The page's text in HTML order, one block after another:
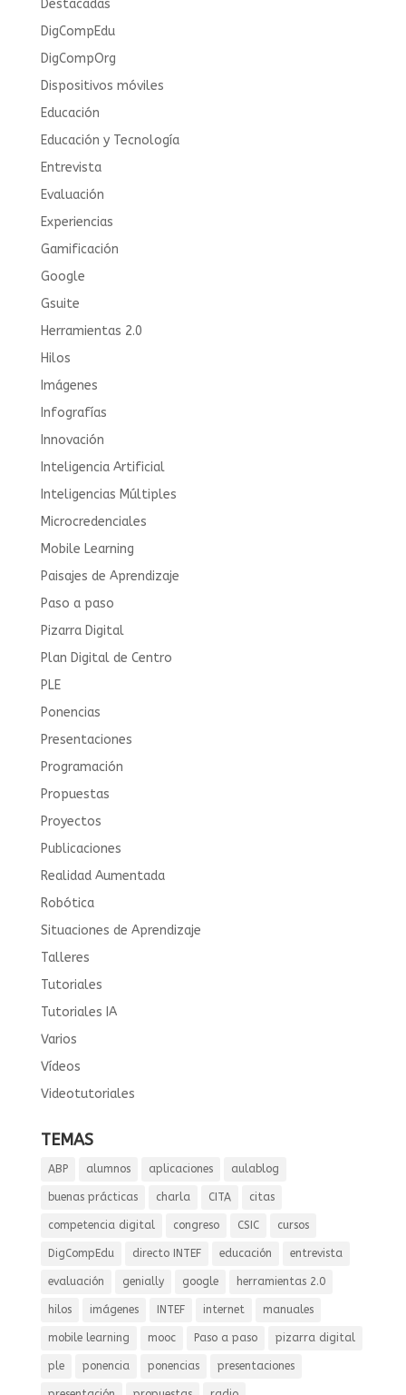
Destacadas
DigCompEdu
DigCompOrg
Dispositivos móviles
Educación
Educación y Tecnología
Entrevista
Evaluación
Experiencias
Gamificación
Google
Gsuite
Herramientas 2.0
Hilos
Imágenes
Infografías
Innovación
Inteligencia Artificial
Inteligencias Múltiples
Microcredenciales
Mobile Learning
Paisajes de Aprendizaje
Paso a paso
Pizarra Digital
Plan Digital de Centro
PLE
Ponencias
Presentaciones
Programación
Propuestas
Proyectos
Publicaciones
Realidad Aumentada
Robótica
Situaciones de Aprendizaje
Talleres
Tutoriales
Tutoriales IA
Varios
Vídeos
Videotutoriales
TEMAS
ABP alumnos aplicaciones aulablog
buenas prácticas charla CITA citas
competencia digital congreso CSIC cursos
DigCompEdu directo INTEF educación entrevista
evaluación genially google herramientas 2.0
hilos imágenes INTEF internet manuales
mobile learning mooc Paso a paso pizarra digital
ple ponencia ponencias presentaciones